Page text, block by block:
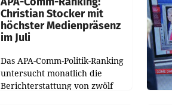
Christian Stocker mit
höchster Medienpräsenz
im Juli
Das APA-Comm-Politik-Ranking
untersucht monatlich die
Berichterstattung von zwölf